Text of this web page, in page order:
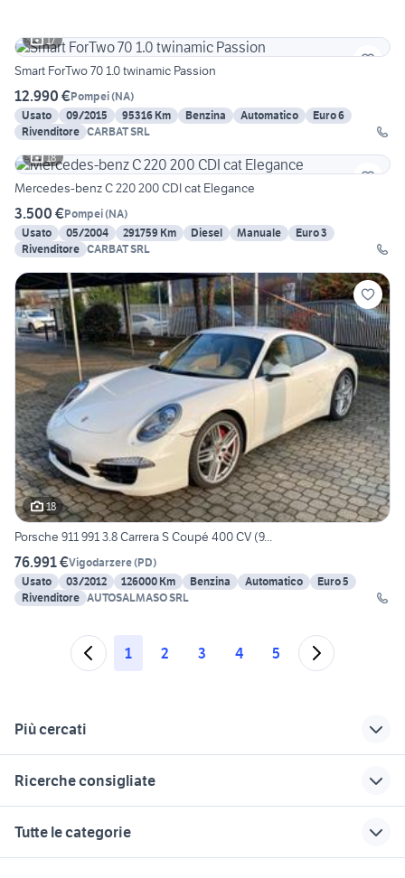
17
Smart ForTwo 70 1.0 twinamic Passion
12.990 €Pompei(NA)
Usato
09/2015 95316 Km Benzina Automatico
Euro 6
Rivenditore CARBAT SRL
18
Mercedes-benz C 220 200 CDI cat Elegance
3.500 €Pompei(NA)
Usato
05/2004 291759 Km Diesel Manuale
Euro 3
Rivenditore CARBAT SRL
18
Porsche 911 991 3.8 Carrera S Coupé 400 CV (9...
76.991 €Vigodarzere(PD)
Usato
03/2012 126000 Km Benzina Automatico
Euro 5
Rivenditore AUTOSALMASO SRL
1 2 3 4 5
Più cercati
carrare
gpl Massa Carrara
golf 4 r32
gancio traino puglia
Ricerche consigliate
auto Premariacco
Tutte le categorie